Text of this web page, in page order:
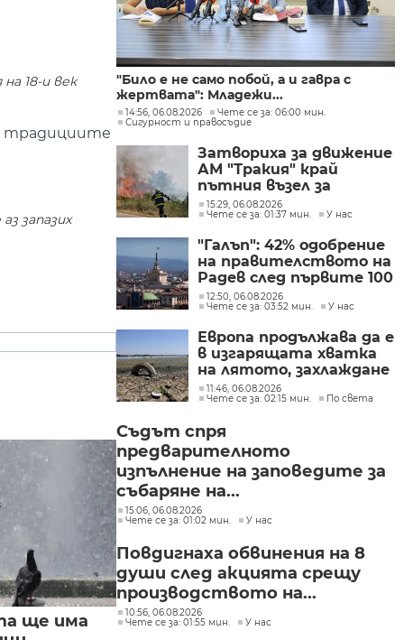
18-и век
традициите
запазих
ще има
"Било е не само побой, а и гавра с
жертвата": Младежи...
14:56, 06.08.2026
Чете се за: 06:00 мин.
Сигурност и правосъдие
Затвориха за движение
АМ "Тракия" край
пътния възел за
Велинград заради
пожар
15:29, 06.08.2026
Чете се за: 01:37 мин.
У нас
"Галъп": 42% одобрение
на правителството на
Радев след първите 100
дни управление
12:50, 06.08.2026
Чете се за: 03:52 мин.
У нас
Европа продължава да е
в изгарящата хватка
на лятото, захлаждане
се очаква в края на
седмицата
11:46, 06.08.2026
Чете се за: 02:15 мин.
По света
Съдът спря
предварителното
изпълнение на заповедите за
събаряне на...
15:06, 06.08.2026
Чете се за: 01:02 мин.
У нас
Повдигнаха обвинения на 8
души след акцията срещу
производството на...
10:56, 06.08.2026
Чете се за: 01:55 мин.
У нас